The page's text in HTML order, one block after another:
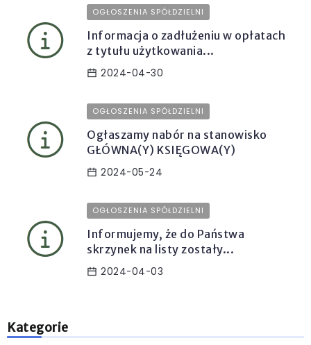
OGŁOSZENIA SPÓŁDZIELNI
Informacja o zadłużeniu w opłatach
z tytułu użytkowania...
2024-04-30
OGŁOSZENIA SPÓŁDZIELNI
Ogłaszamy nabór na stanowisko
GŁÓWNA(Y) KSIĘGOWA(Y)
2024-05-24
OGŁOSZENIA SPÓŁDZIELNI
Informujemy, że do Państwa
skrzynek na listy zostały...
2024-04-03
Kategorie